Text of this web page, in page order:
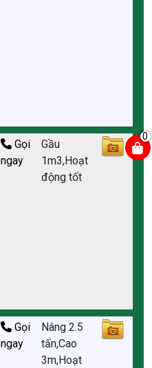
Gọi
ngay
Gầu
1m3,Hoạt
động tốt
Gọi
ngay
Nâng 2.5
tấn,Cao
3m,Hoạt
0